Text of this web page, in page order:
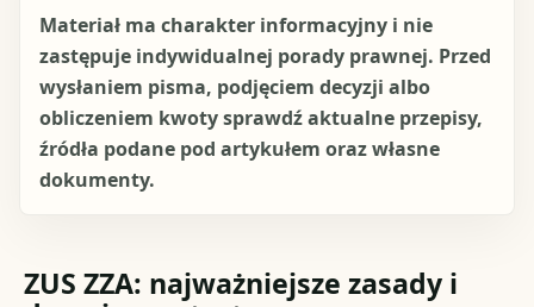
Materiał ma charakter informacyjny i nie
zastępuje indywidualnej porady prawnej. Przed
wysłaniem pisma, podjęciem decyzji albo
obliczeniem kwoty sprawdź aktualne przepisy,
źródła podane pod artykułem oraz własne
dokumenty.
ZUS ZZA: najważniejsze zasady i